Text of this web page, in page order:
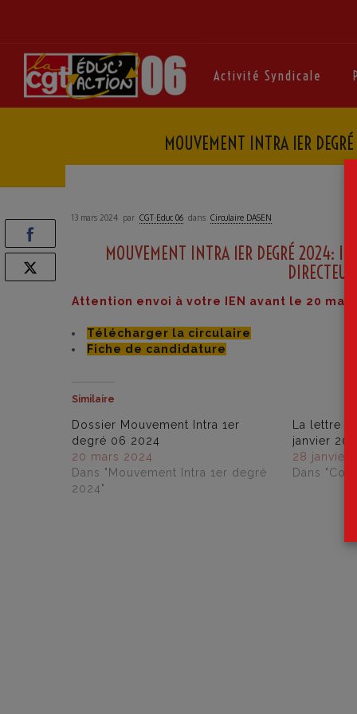
Activité Syndicale
MOUVEMENT INTRA 1ER
13 mars 2024 par CGT·Educ 06 dans Circulaire DASEN
MOUVEMENT INTRA 1ER DEGRÉ 2024:
Attention envoi à votre IEN avant le 20 mars
Télécharger la circulaire
Fiche de candidature
Similaire
Dossier Mouvement Intra 1er
degré 06 2024
20 mars 2024
Dans "Mouvement Intra 1er degré
2024"
La lettre
janvier 2016
28 janvier
Dans